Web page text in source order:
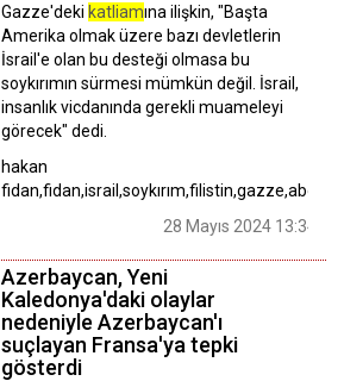
Gazze'deki katliamına ilişkin, "Başta
Amerika olmak üzere bazı devletlerin
İsrail'e olan bu desteği olmasa bu
soykırımın sürmesi mümkün değil. İsrail,
insanlık vicdanında gerekli muameleyi
görecek" dedi.
hakan
fidan,fidan,israil,soykırım,filistin,gazze,abd
28 Mayıs 2024 13:34
Azerbaycan, Yeni
Kaledonya'daki olaylar
nedeniyle Azerbaycan'ı
suçlayan Fransa'ya tepki
gösterdi